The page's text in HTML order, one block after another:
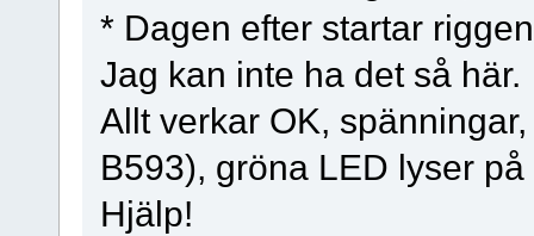
* Dagen efter startar
Jag kan inte ha det så här.
Allt verkar OK,
B593), gröna LED lyser
Hjälp!